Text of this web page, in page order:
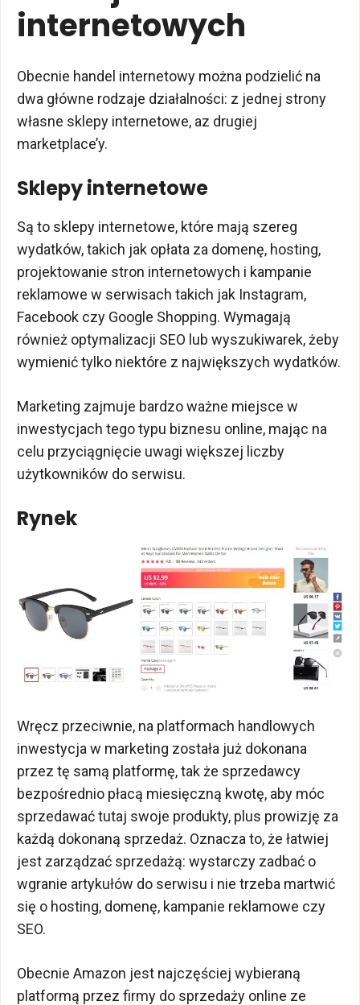
internetowych
Obecnie handel internetowy można podzielić na
dwa główne rodzaje działalności: z jednej strony
własne sklepy internetowe, az drugiej
marketplace’y.
Sklepy internetowe
Są to sklepy internetowe, które mają szereg
wydatków, takich jak opłata za domenę, hosting,
projektowanie stron internetowych i kampanie
reklamowe w serwisach takich jak Instagram,
Facebook czy Google Shopping. Wymagają
również optymalizacji SEO lub wyszukiwarek, żeby
wymienić tylko niektóre z największych wydatków.
Marketing zajmuje bardzo ważne miejsce w
inwestycjach tego typu biznesu online, mając na
celu przyciągnięcie uwagi większej liczby
użytkowników do serwisu.
Rynek
Wręcz przeciwnie, na platformach handlowych
inwestycja w marketing została już dokonana
przez tę samą platformę, tak że sprzedawcy
bezpośrednio płacą miesięczną kwotę, aby móc
sprzedawać tutaj swoje produkty, plus prowizję za
każdą dokonaną sprzedaż. Oznacza to, że łatwiej
jest zarządzać sprzedażą: wystarczy zadbać o
wgranie artykułów do serwisu i nie trzeba martwić
się o hosting, domenę, kampanie reklamowe czy
SEO.
Obecnie Amazon jest najczęściej wybieraną
platformą przez firmy do sprzedaży online ze